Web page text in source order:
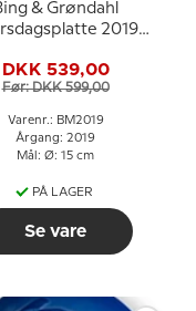
& Grøndahl
2019
DKK 539,00
Før: DKK 599,00
Varenr.: BM2019
Årgang: 2019
Mål: Ø: 15 cm
PÅ LAGER
Se vare